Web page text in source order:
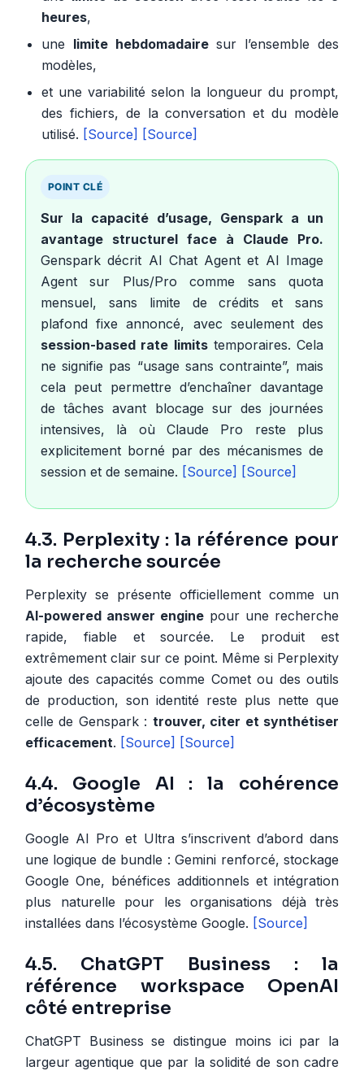
heures,
une limite hebdomadairesur l’ensemble des
modèles,
et une variabilité selon la longueur du prompt,
des fichiers, de la conversation et du modèle
utilisé. [Source] [Source]
POINT CLÉ
Sur la capacité d’usage, Genspark a un
avantage structurel face à Claude Pro.
Genspark décrit AI Chat Agent et AI Image
Agent sur Plus/Pro comme sans quota
mensuel, sans limite de crédits et sans
plafond fixe annoncé, avec seulement des
session-based rate limitstemporaires. Cela
ne signifie pas “usage sans contrainte”, mais
cela peut permettre d’enchaîner davantage
de tâches avant blocage sur des journées
intensives, là où Claude Pro reste plus
explicitement borné par des mécanismes de
session et de semaine. [Source] [Source]
4.3. Perplexity : la référence pour
la recherche sourcée
Perplexity se présente officiellement comme un
AI-powered answer engine pour une recherche
rapide, fiable et sourcée. Le produit est
extrêmement clair sur ce point. Même si Perplexity
ajoute des capacités comme Comet ou des outils
de production, son identité reste plus nette que
celle de Genspark : trouver, citer et synthétiser
efficacement. [Source] [Source]
4.4. Google AI : la cohérence
d’écosystème
Google AI Pro et Ultra s’inscrivent d’abord dans
une logique de bundle : Gemini renforcé, stockage
Google One, bénéfices additionnels et intégration
plus naturelle pour les organisations déjà très
installées dans l’écosystème Google. [Source]
4.5. ChatGPT Business : la
référence workspace OpenAI
côté entreprise
ChatGPT Business se distingue moins ici par la
largeur agentique que par la solidité de son cadre